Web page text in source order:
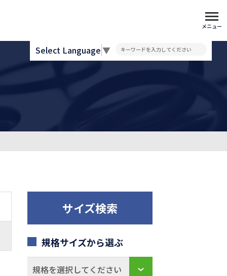
メニュー
Select Language▼
サイズ検索
規格サイズから選ぶ